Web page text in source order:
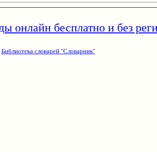
онлайн бесплатно и без
Библиотека словарей "Словарник"